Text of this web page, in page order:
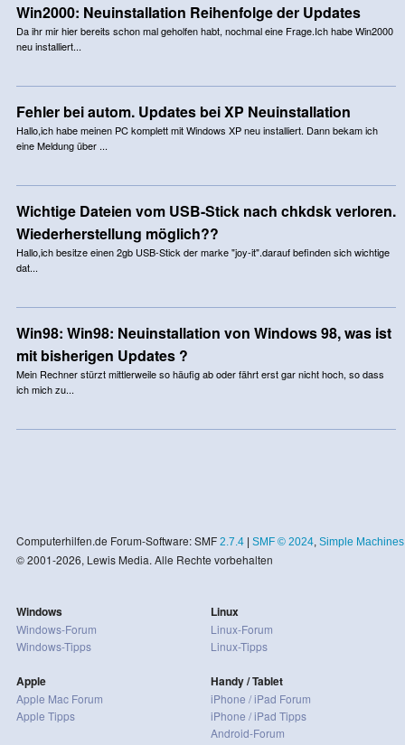
Win2000: Neuinstallation Reihenfolge der Updates
Da ihr mir hier bereits schon mal geholfen habt, nochmal eine Frage.Ich habe Win2000
neu installiert...
Fehler bei autom. Updates bei XP Neuinstallation
Hallo,ich habe meinen PC komplett mit Windows XP neu installiert. Dann bekam ich
eine Meldung über ...
Wichtige Dateien vom USB-Stick nach chkdsk verloren.
Wiederherstellung möglich??
Hallo,ich besitze einen 2gb USB-Stick der marke "joy-it".darauf befinden sich wichtige
dat...
Win98: Win98: Neuinstallation von Windows 98, was ist
mit bisherigen Updates ?
Mein Rechner stürzt mittlerweile so häufig ab oder fährt erst gar nicht hoch, so dass
ich mich zu...
Computerhilfen.de Forum-Software: SMF 2.7.4| SMF © 2024, Simple Machines
© 2001-2026, Lewis Media. Alle Rechte vorbehalten
Windows
Windows-Forum
Windows-Tipps
Apple
Apple Mac Forum
Apple Tipps
Linux
Linux-Forum
Linux-Tipps
Handy / Tablet
iPhone / iPad Forum
iPhone / iPad Tipps
Android-Forum